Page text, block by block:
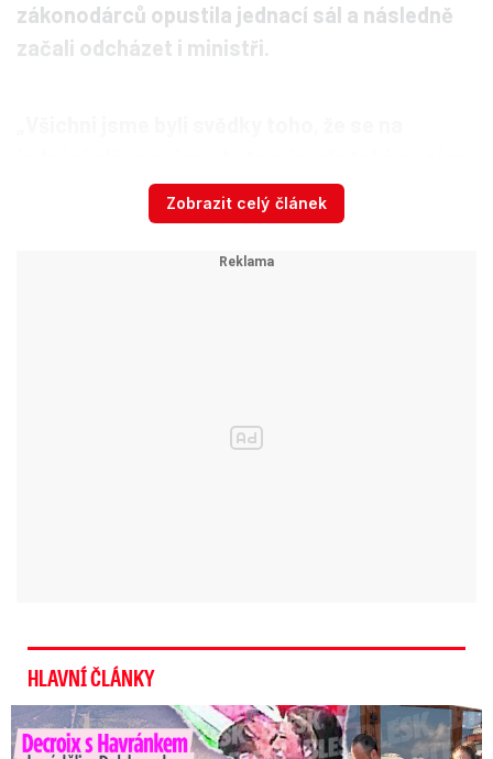
zákonodárců opustila jednací sál a následně
začali odcházet i ministři.
a vyvolává nenávist,“komentoval před novináři
dění v sálu ministr vnitra Vít Rakušan (STAN).
Ministři podle něho chtěli mluvit o zvládání
na to museli adekvátním způsobem reagovat,“
Rakušan také informoval, že předsedové
poslaneckých klubů jednají o tom, zda se ve
Zobrazit celý článek
HLAVNÍ ČLÁNKY
Decroix s Havránkem dováděli v Polsku, ale… Vědí o tom doma?